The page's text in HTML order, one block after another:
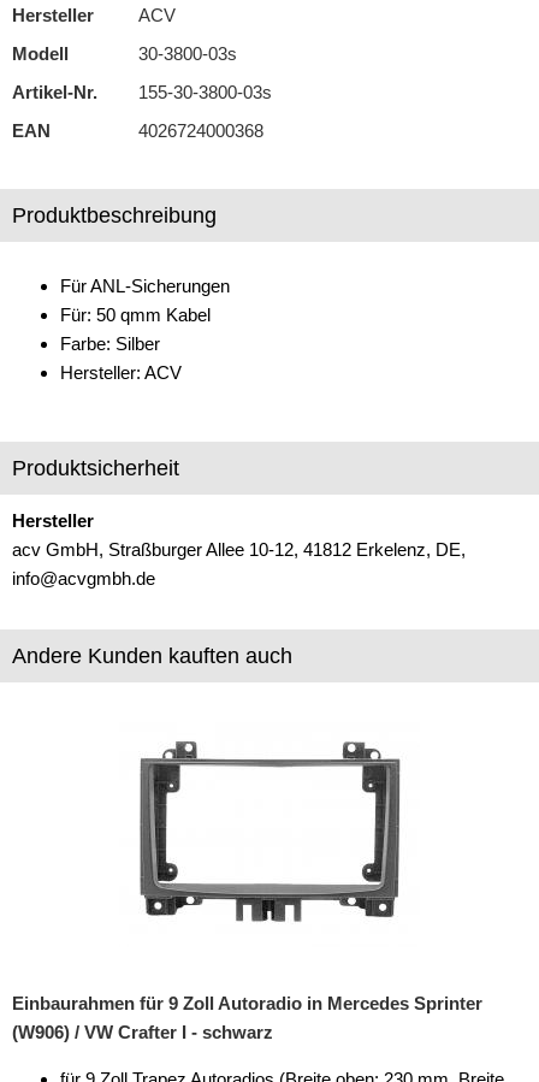
CAN-BUS-Adapter
DAB+
Entstörmaterial
Fahrzeughalter
Fernbedienungen
Freisprechadapter
Handyhalterungen
kabellos Laden
Lautsprechereinbauset
Lautsprecherkabel
Lautsprecherringe
Lenkradadapter
Parkscheiben
Hersteller
ACV
Modell
30-3800-03s
Artikel-Nr.
155-30-3800-03s
EAN
4026724000368
Produktbeschreibung
Für ANL-Sicherungen
Für: 50 qmm Kabel
Farbe: Silber
Hersteller: ACV
Produktsicherheit
Hersteller
acv GmbH, Straßburger Allee 10-12, 41812 Erkelenz, DE,
info@acvgmbh.de
Andere Kunden kauften auch
Einbaurahmen für 9 Zoll Autoradio in Mercedes Sprinter
(W906) / VW Crafter I - schwarz